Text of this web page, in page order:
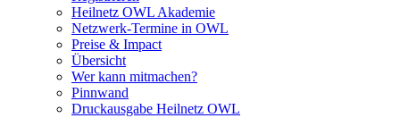
Heilnetz OWL Akademie
Netzwerk-Termine in OWL
Preise & Impact
Übersicht
Wer kann mitmachen?
Pinnwand
Druckausgabe Heilnetz OWL